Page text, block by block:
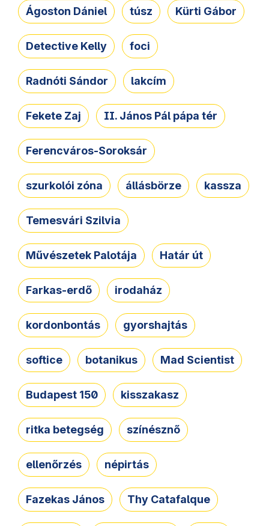
Ágoston Dániel túsz Kürti Gábor
Detective Kelly foci
Radnóti Sándor lakcím
Fekete Zaj II. János Pál pápa tér
Ferencváros-Soroksár
szurkolói zóna állásbörze kassza
Temesvári Szilvia
Művészetek Palotája Határ út
Farkas-erdő irodaház
kordonbontás gyorshajtás
softice botanikus Mad Scientist
Budapest 150 kisszakasz
ritka betegség színésznő
ellenőrzés népirtás
Fazekas János Thy Catafalque